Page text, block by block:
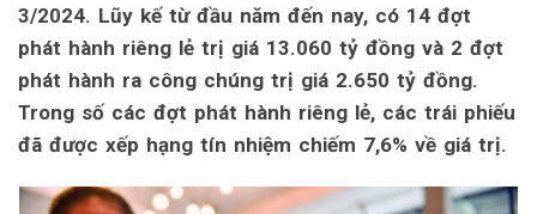
3/2024. Lũy kế từ đầu năm đến nay, có 14 đợt
phát hành riêng lẻ trị giá 13.060 tỷ đồng và 2 đợt
phát hành ra công chúng trị giá 2.650 tỷ đồng.
Trong số các đợt phát hành riêng lẻ, các trái phiếu
đã được xếp hạng tín nhiệm chiếm 7,6% về giá trị.